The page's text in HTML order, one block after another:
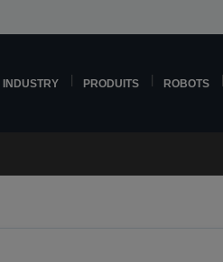
INDUSTRY PRODUITS ROBOTS